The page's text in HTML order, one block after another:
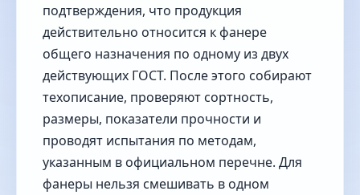
подтверждения, что продукция
действительно относится к фанере
общего назначения по одному из двух
действующих ГОСТ. После этого собирают
техописание, проверяют сортность,
размеры, показатели прочности и
проводят испытания по методам,
указанным в официальном перечне. Для
фанеры нельзя смешивать в одном